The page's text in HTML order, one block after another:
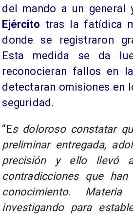
del mando a un general
Ejército tras la fatídica
donde se registraron
Esta medida se da
reconocieran fallos en
detectaran omisiones en
seguridad.
“Es doloroso constatar
preliminar entregada,
precisión y ello llevó
contradicciones que
conocimiento.
investigando para